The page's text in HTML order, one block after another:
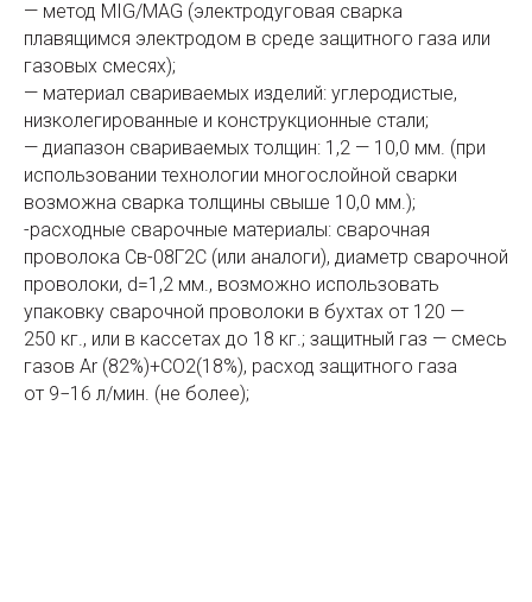
— метод MIG/MAG (электродуговая сварка
плавящимся электродом в среде защитного газа или
газовых смесях);
— материал свариваемых изделий: углеродистые,
низколегированные и конструкционные стали;
— диапазон свариваемых толщин: 1,2 — 10,0 мм. (при
использовании технологии многослойной сварки
возможна сварка толщины свыше 10,0 мм.);
-расходные сварочные материалы: сварочная
проволока Св-08Г2С (или аналоги), диаметр сварочной
проволоки, d=1,2 мм., возможно использовать
упаковку сварочной проволоки в бухтах от 120 —
250 кг., или в кассетах до 18 кг.; защитный газ — смесь
газов Ar (82%)+СО2(18%), расход защитного газа
от 9−16 л/мин. (не более);